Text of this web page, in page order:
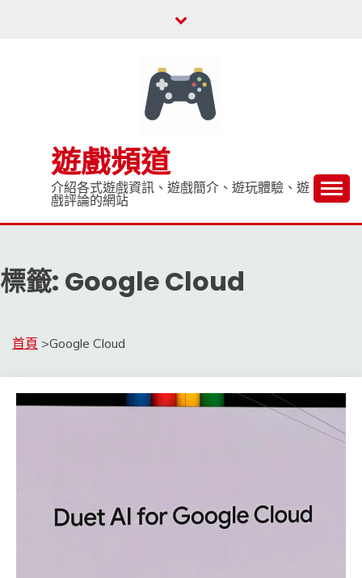
遊戲頻道
介紹各式遊戲資訊、遊戲簡介、遊玩體驗、遊
戲評論的網站
標籤: Google Cloud
首頁 >Google Cloud